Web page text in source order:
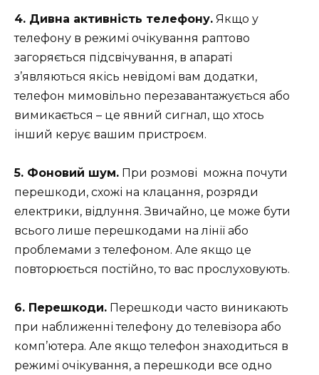
4. Дивна активність телефону. Якщо у
телефону в режимі очікування раптово
загоряється підсвічування, в апараті
з’являються якісь невідомі вам додатки,
телефон мимовільно перезавантажується або
вимикається – це явний сигнал, що хтось
інший керує вашим пристроєм.
5. Фоновий шум. При розмові можна почути
перешкоди, схожі на клацання, розряди
електрики, відлуння. Звичайно, це може бути
всього лише перешкодами на лінії або
проблемами з телефоном. Але якщо це
повторюється постійно, то вас прослуховують.
6. Перешкоди. Перешкоди часто виникають
при наближенні телефону до телевізора або
комп’ютера. Але якщо телефон знаходиться в
режимі очікування, а перешкоди все одно